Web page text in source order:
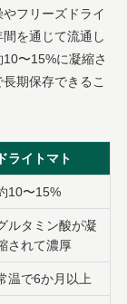
フリーズドライ
を通じて流通し
〜15%に凝縮さ
期保存できるこ
ドライトマト
10〜15%
ルタミン酸が凝
されて濃厚
温で6か月以上